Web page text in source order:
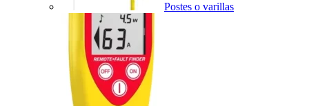
Postes o varillas